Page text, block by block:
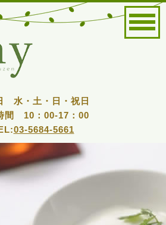
水・土・日・祝日
間 10：00-17：00
03-5684-5661